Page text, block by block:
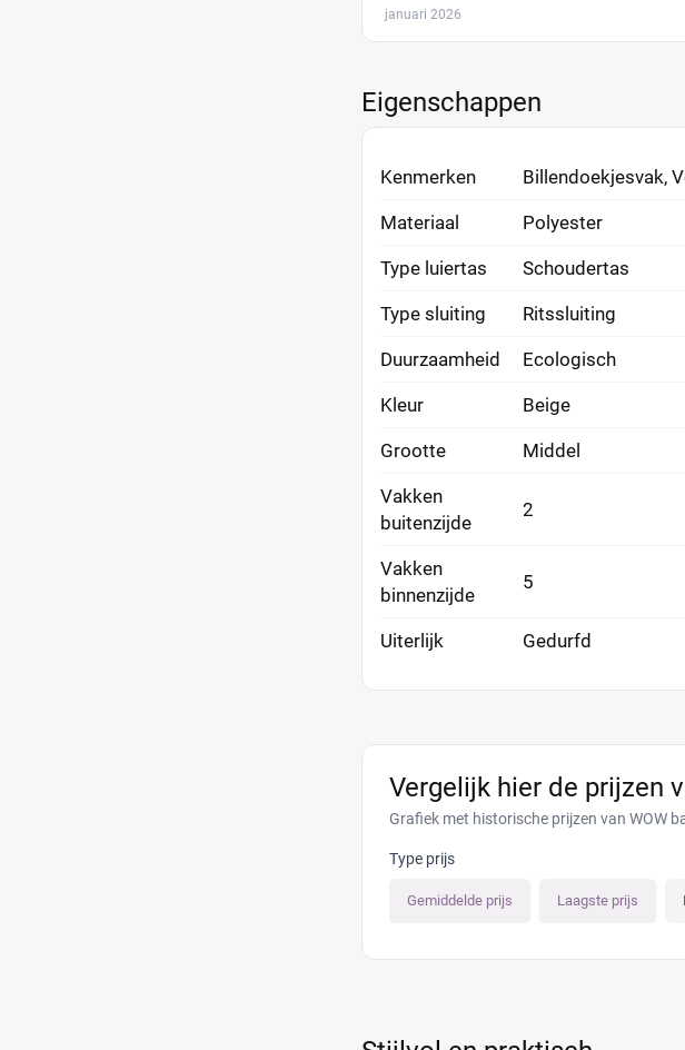
januari 2026
Eigenschappen
Kenmerken Billendoekjesvak,
Materiaal Polyester
Type luiertas Schoudertas
Type sluiting Ritssluiting
Duurzaamheid Ecologisch
Kleur Beige
Grootte Middel
Vakken
buitenzijde
2
Vakken
binnenzijde
5
Uiterlijk Gedurfd
Vergelijk hier de prijzen
Grafiek met historische prijzen van WOW
Type prijs
Gemiddelde prijs Laagste prijs